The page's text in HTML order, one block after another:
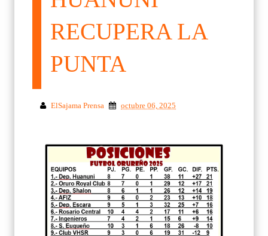
RECUPERA LA
PUNTA
ElSajama Prensa octubre 06, 2025